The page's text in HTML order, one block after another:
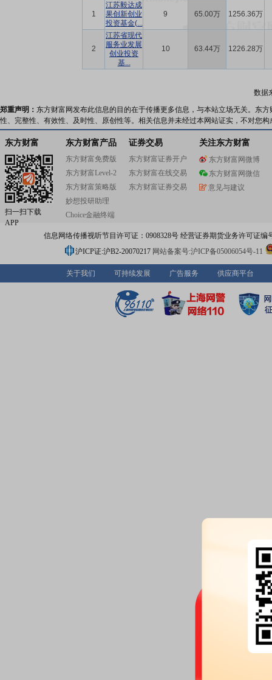
1
江苏毅达成
果创新创业
投资基金(...
9 65.00万 1256.36万
2
江苏省现代
服务业发展
创业投资
基...
10 63.44万 1226.28万
数据
郑重声明： 东方财富网发布此信息的目的在于传播更多信息，与本站立场无关。东
性、完整性、有效性、及时性、原创性等。相关信息并未经过本网站证实，不对您
东方财富
扫一扫下载
APP
东方财富产品
东方财富免费版
东方财富Level-2
东方财富策略版
妙想投研助理
Choice金融终端
证券交易
东方财富证券开户
东方财富在线交易
东方财富证券交易
关注东方财富
东方财富网微博
东方财富网微信
意见与建议
信息网络传播视听节目许可证：0908328号 经营证券期货业务许可证编
沪ICP证:沪B2-20070217 网站备案号:沪ICP备05006054号-11
关于我们 可持续发展 广告服务 供应商平台